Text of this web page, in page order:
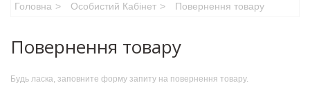
Головна Особистий Кабінет Повернення товару
Повернення товару
Будь ласка, заповните форму запиту на повернення товару.